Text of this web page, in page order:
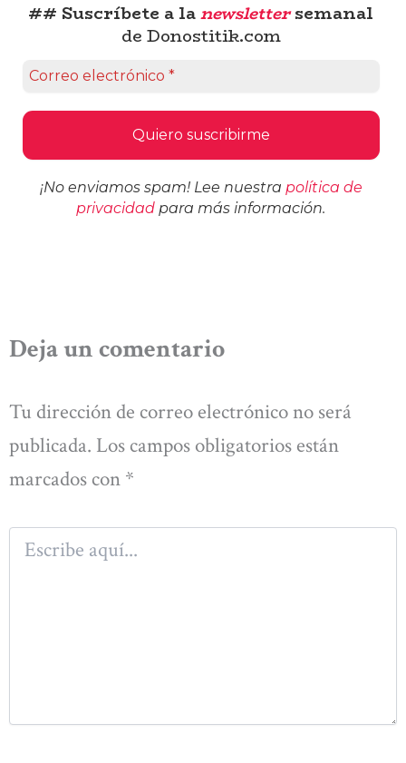
## Suscríbete a lanewslettersemanal
de Donostitik.com
¡No enviamos spam! Lee nuestra política de
privacidad para más información.
Deja un comentario
Tu dirección de correo electrónico no será
publicada. Los campos obligatorios están
marcados con *
Escribe
aquí...